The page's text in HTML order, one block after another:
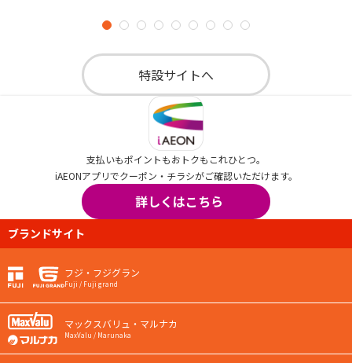
特設サイトへ
支払いもポイントもおトクもこれひとつ。
iAEONアプリでクーポン・チラシがご確認いただけます。
詳しくはこちら
ブランドサイト
フジ・フジグラン
Fuji / Fuji grand
マックスバリュ・マルナカ
MaxValu / Marunaka